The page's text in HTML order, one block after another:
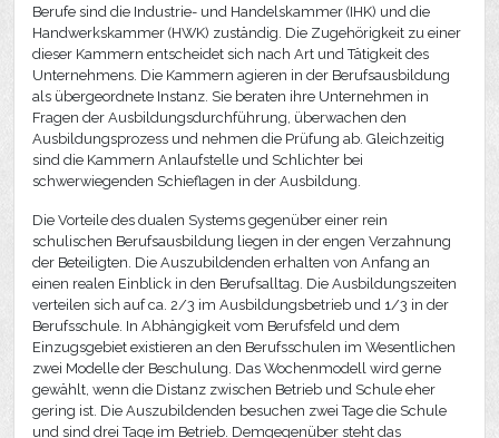
Berufe sind die Industrie- und Handelskammer (IHK) und die
Handwerkskammer (HWK) zuständig. Die Zugehörigkeit zu einer
dieser Kammern entscheidet sich nach Art und Tätigkeit des
Unternehmens. Die Kammern agieren in der Berufsausbildung
als übergeordnete Instanz. Sie beraten ihre Unternehmen in
Fragen der Ausbildungsdurchführung, überwachen den
Ausbildungsprozess und nehmen die Prüfung ab. Gleichzeitig
sind die Kammern Anlaufstelle und Schlichter bei
schwerwiegenden Schieflagen in der Ausbildung.
Die Vorteile des dualen Systems gegenüber einer rein
schulischen Berufsausbildung liegen in der engen Verzahnung
der Beteiligten. Die Auszubildenden erhalten von Anfang an
einen realen Einblick in den Berufsalltag. Die Ausbildungszeiten
verteilen sich auf ca. 2/3 im Ausbildungsbetrieb und 1/3 in der
Berufsschule. In Abhängigkeit vom Berufsfeld und dem
Einzugsgebiet existieren an den Berufsschulen im Wesentlichen
zwei Modelle der Beschulung. Das Wochenmodell wird gerne
gewählt, wenn die Distanz zwischen Betrieb und Schule eher
gering ist. Die Auszubildenden besuchen zwei Tage die Schule
und sind drei Tage im Betrieb. Demgegenüber steht das